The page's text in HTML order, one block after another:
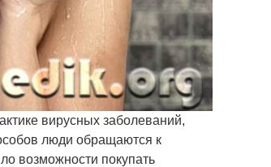
вирусных заболеваний,
люди обращаются к
возможности покупать